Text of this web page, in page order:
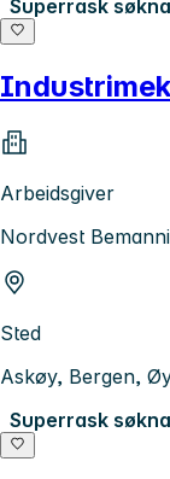
Superrask
Arbeidsgiver
Nordvest
Sted
Askøy, Bergen,
Superrask